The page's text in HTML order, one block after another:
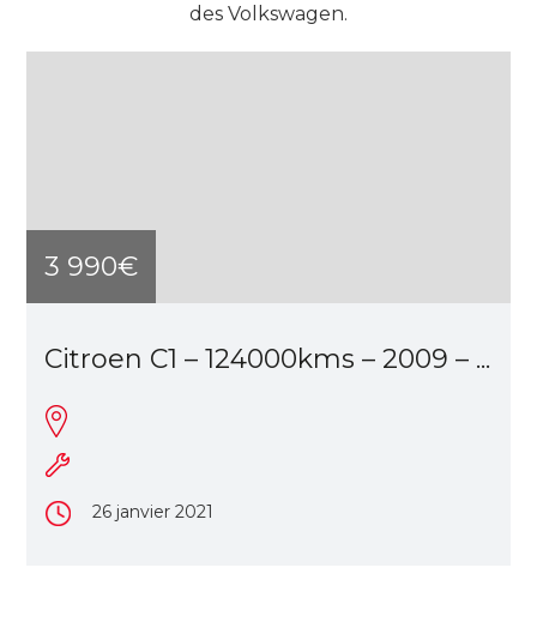
des Volkswagen.
3 990€
Citroen C1 – 124000kms – 2009 – ...
26 janvier 2021